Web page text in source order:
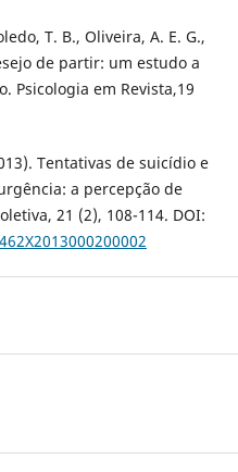
T. B., Oliveira, A. E. G.,
de partir: um estudo a
Psicologia em Revista,19
Tentativas de suicídio e
a percepção de
21 (2), 108-114. DOI: